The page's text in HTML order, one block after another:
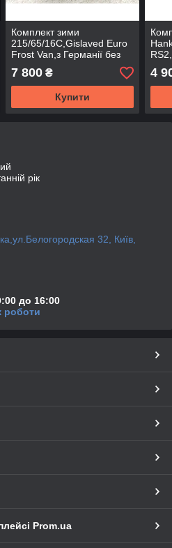
Комплект зими
215/65/16С,Gislaved Euro
Frost Van,з Германії без
пробігу по Україні
7 800₴
Купити
по
4
рік
32, Київ,
до 16:00
роботи
Prom.ua